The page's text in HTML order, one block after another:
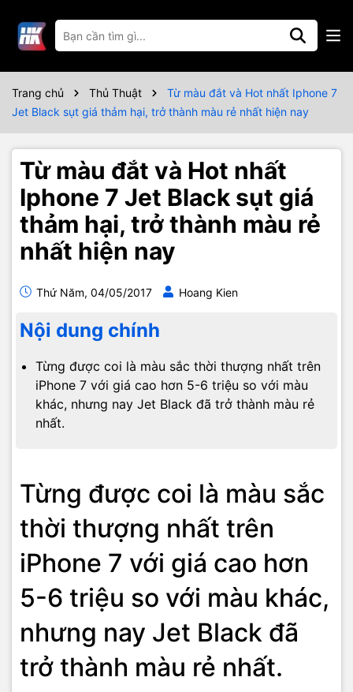
Trang chủ Thủ Thuật
Từ màu đắt và Hot nhất Iphone 7
Jet Black sụt giá thảm hại, trở thành màu rẻ nhất hiện nay
Từ màu đắt và Hot nhất
Iphone 7 Jet Black sụt giá
thảm hại, trở thành màu rẻ
nhất hiện nay
Thứ Năm, 04/05/2017 Hoang Kien
Nội dung chính
Từng được coi là màu sắc thời thượng nhất trên
iPhone 7 với giá cao hơn 5-6 triệu so với màu
khác, nhưng nay Jet Black đã trở thành màu rẻ
nhất.
Từng được coi là màu sắc
thời thượng nhất trên
iPhone 7 với giá cao hơn
5-6 triệu so với màu khác,
nhưng nay Jet Black đã
trở thành màu rẻ nhất.